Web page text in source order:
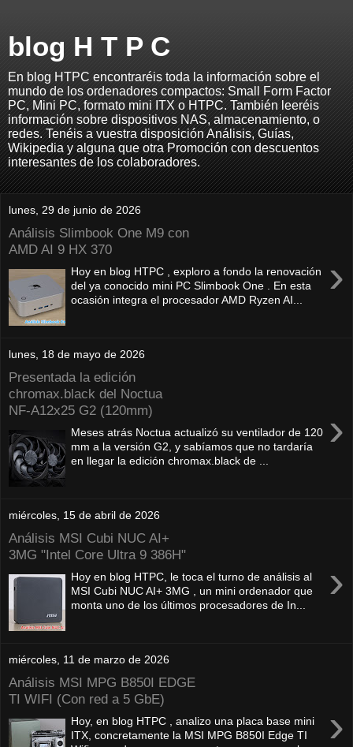
blog H T P C
En blog HTPC encontraréis toda la información sobre el
mundo de los ordenadores compactos: Small Form Factor
PC, Mini PC, formato mini ITX o HTPC. También leeréis
información sobre dispositivos NAS, almacenamiento, o
redes. Tenéis a vuestra disposición Análisis, Guías,
Wikipedia y alguna que otra Promoción con descuentos
interesantes de los colaboradores.
lunes, 29 de junio de 2026
Análisis Slimbook One M9 con
AMD AI 9 HX 370
›
Hoy en blog HTPC , exploro a fondo la renovación
del ya conocido mini PC Slimbook One . En esta
ocasión integra el procesador AMD Ryzen AI...
lunes, 18 de mayo de 2026
Presentada la edición
chromax.black del Noctua
NF‑A12x25 G2 (120mm)
›
Meses atrás Noctua actualizó su ventilador de 120
mm a la versión G2, y sabíamos que no tardaría
en llegar la edición chromax.black de ...
miércoles, 15 de abril de 2026
Análisis MSI Cubi NUC AI+
3MG "Intel Core Ultra 9 386H"
›
Hoy en blog HTPC, le toca el turno de análisis al
MSI Cubi NUC AI+ 3MG , un mini ordenador que
monta uno de los últimos procesadores de In...
miércoles, 11 de marzo de 2026
Análisis MSI MPG B850I EDGE
TI WIFI (Con red a 5 GbE)
›
Hoy, en blog HTPC , analizo una placa base mini
ITX, concretamente la MSI MPG B850I Edge TI